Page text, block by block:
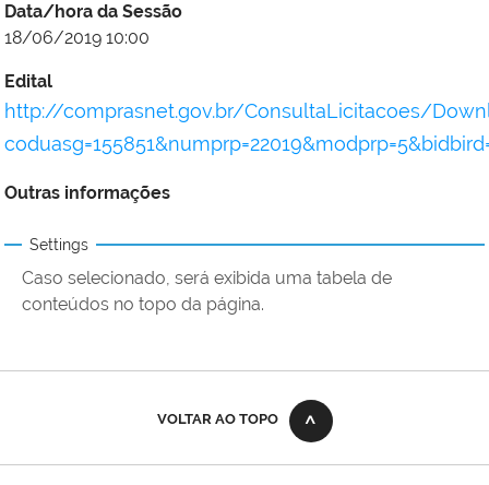
Data/hora da Sessão
18/06/2019 10:00
Edital
http://comprasnet.gov.br/ConsultaLicitacoes/
Outras informações
Settings
Caso selecionado, será exibida uma tabela de
conteúdos no topo da página.
VOLTAR AO TOPO